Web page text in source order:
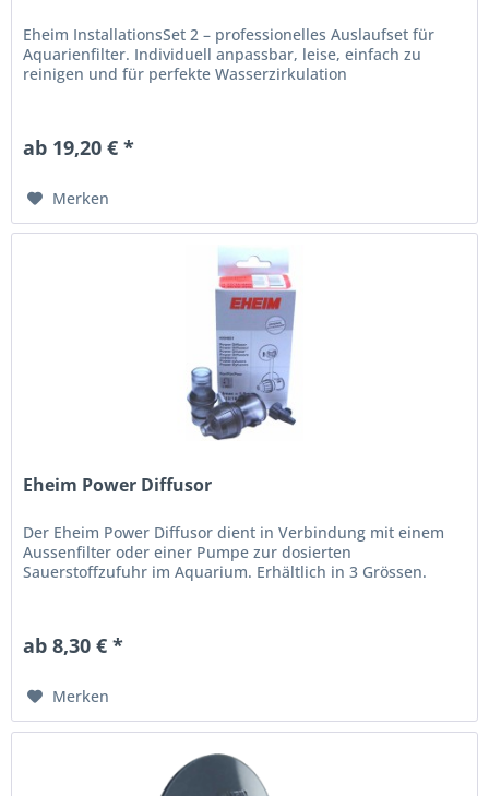
Eheim InstallationsSet 2 – professionelles Auslaufset für
Aquarienfilter. Individuell anpassbar, leise, einfach zu
reinigen und für perfekte Wasserzirkulation
ab 19,20 € *
Merken
Eheim Power Diffusor
Der Eheim Power Diffusor dient in Verbindung mit einem
Aussenfilter oder einer Pumpe zur dosierten
Sauerstoffzufuhr im Aquarium. Erhältlich in 3 Grössen.
ab 8,30 € *
Merken